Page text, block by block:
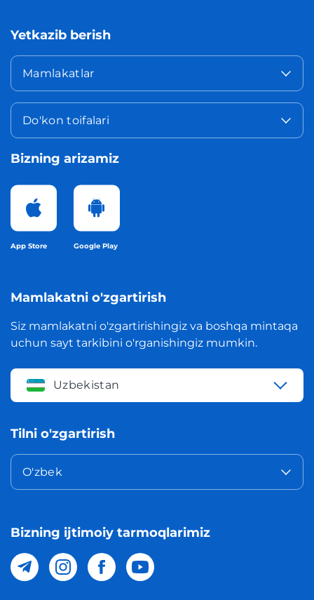
Yetkazib berish
Mamlakatlar
Do'kon toifalari
Bizning arizamiz
App Store Google Play
Mamlakatni o'zgartirish
Siz mamlakatni o'zgartirishingiz va boshqa mintaqa
uchun sayt tarkibini o'rganishingiz mumkin.
Uzbekistan
Tilni o'zgartirish
O'zbek
Bizning ijtimoiy tarmoqlarimiz